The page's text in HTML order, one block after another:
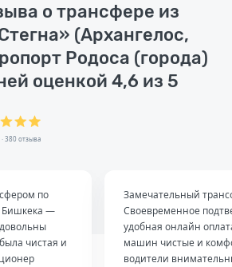
о трансфере из
(Архангелос,
Родоса (города)
оценкой 4,6 из 5
380 отзыва
по
Бишкека —
чистая и
Замечательный
Своевременное
удобная онлайн
машин чистые и
водители